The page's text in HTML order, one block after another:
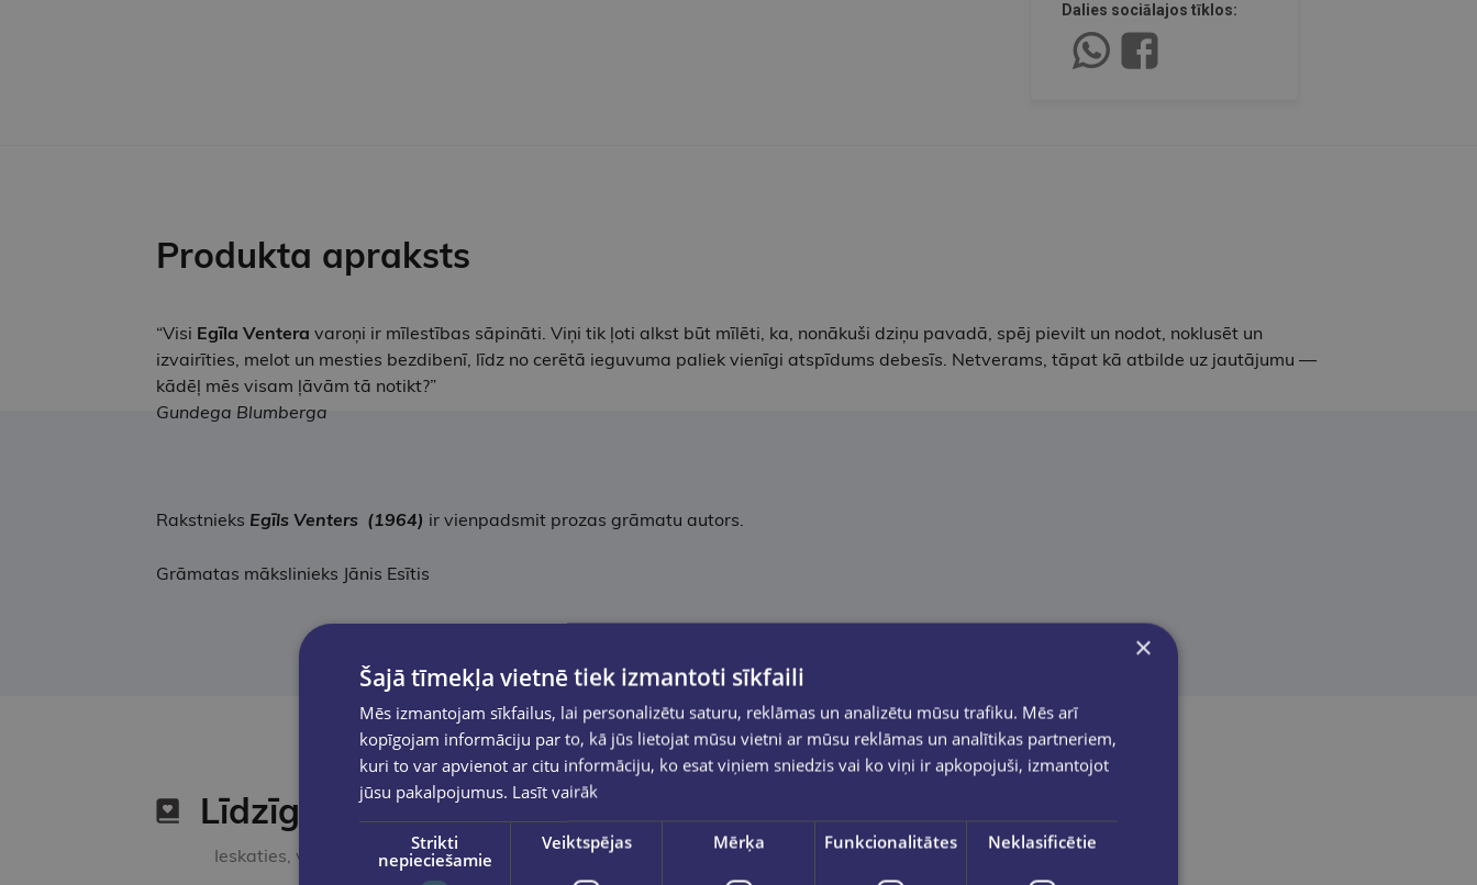
Dalies sociālajos tīklos:
Produkta apraksts
“Visi Egīla Ventera varoņi ir mīlestības sāpināti. Viņi tik ļoti alkst būt mīlēti, ka, nonākuši dziņu pavadā, spēj pievilt un nodot, noklusēt un
izvairīties, melot un mesties bezdibenī, līdz no cerētā ieguvuma paliek vienīgi atspīdums debesīs. Netverams, tāpat kā atbilde uz jautājumu —
kādēļ mēs visam ļāvām tā notikt?”
Gundega Blumberga
Rakstnieks Egīls Venters (1964) ir vienpadsmit prozas grāmatu autors.
Grāmatas mākslinieks Jānis Esītis
Līdzīgas preces
Ieskaties, varbūt noder
×
Šajā tīmekļa vietnē tiek izmantoti sīkfaili
Mēs izmantojam sīkfailus, lai personalizētu saturu, reklāmas un analizētu mūsu trafiku. Mēs arī
kopīgojam informāciju par to, kā jūs lietojat mūsu vietni ar mūsu reklāmas un analītikas partneriem,
kuri to var apvienot ar citu informāciju, ko esat viņiem sniedzis vai ko viņi ir apkopojuši, izmantojot
jūsu pakalpojumus. Lasīt vairāk
Strikti
nepieciešamie
Veiktspējas Mērķa Funkcionalitātes Neklasificētie